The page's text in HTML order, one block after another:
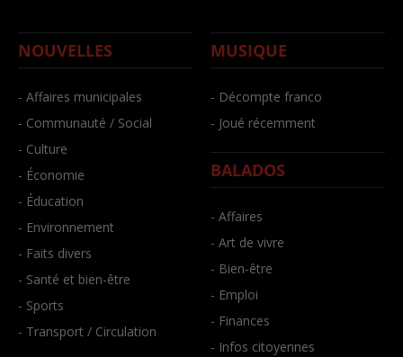
NOUVELLES
- Affaires municipales
- Communauté / Social
- Culture
- Économie
- Éducation
- Environnement
- Faits divers
- Santé et bien-être
- Sports
- Transport / Circulation
MUSIQUE
- Décompte franco
- Joué récemment
BALADOS
- Affaires
- Art de vivre
- Bien-être
- Emploi
- Finances
- Infos citoyennes